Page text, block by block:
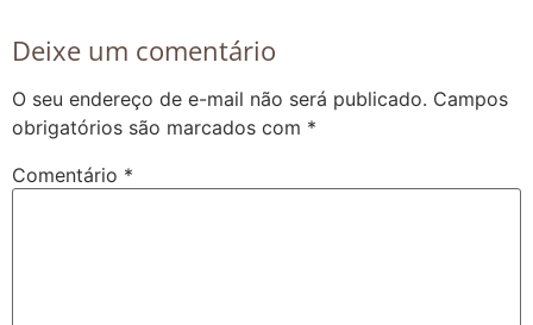
Deixe um comentário
O seu endereço de e-mail não será publicado. Campos
obrigatórios são marcados com *
Comentário *